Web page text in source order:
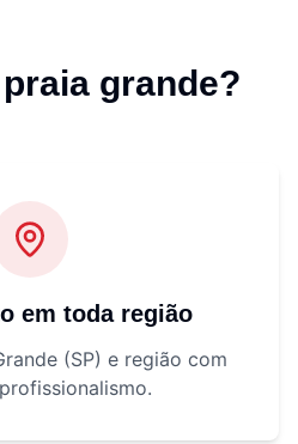
grande?
em toda região
(SP) e região com